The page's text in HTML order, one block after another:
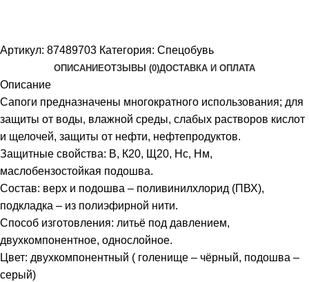
Артикул: 87489703 Категория: Спецобувь
ОПИСАНИЕОТЗЫВЫ (0)ДОСТАВКА И ОПЛАТА
Описание
Сапоги предназначены многократного использования; для
защиты от воды, влажной среды, слабых растворов кислот
и щелочей, защиты от нефти, нефтепродуктов.
Защитные свойства: В, К20, Щ20, Нс, Нм,
маслобензостойкая подошва.
Состав: верх и подошва – поливинилхлорид (ПВХ),
подкладка – из полиэфирной нити.
Способ изготовления: литьё под давлением,
двухкомпонентное, однослойное.
Цвет: двухкомпонентный ( голенище – чёрный, подошва –
серый)